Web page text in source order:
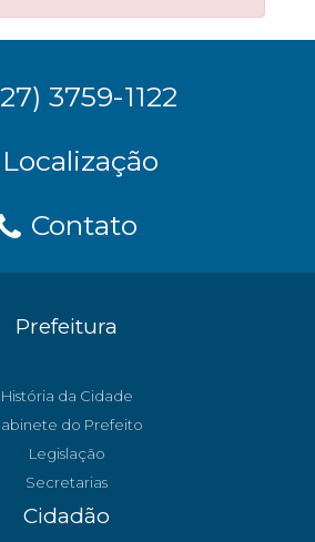
3759-1122
Localização
Contato
Prefeitura
História da Cidade
do Prefeito
Legislação
Secretarias
Cidadão